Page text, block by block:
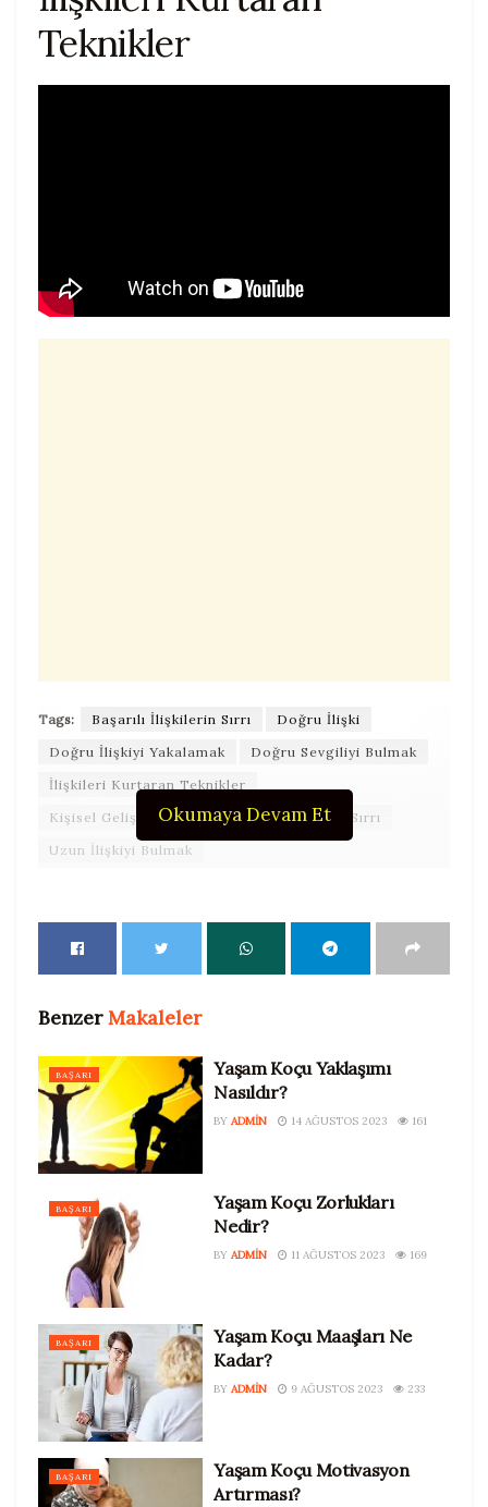
Teknikler
Okumaya Devam Et
Tags: Başarılı İlişkilerin Sırrı
Doğru İlişki
Doğru İlişkiyi Yakalamak
Doğru Sevgiliyi Bulmak
İlişkileri Kurtaran Teknikler
Kişisel Gelişim Videoları
Uzun İlişkinin Sırrı
Uzun İlişkiyi Bulmak
BenzerMakaleler
BAŞARI
Yaşam Koçu Yaklaşımı
Nasıldır?
BY ADMIN 14 AĞUSTOS 2023 161
BAŞARI
Yaşam Koçu Zorlukları
Nedir?
BY ADMIN 11 AĞUSTOS 2023 169
BAŞARI
Yaşam Koçu Maaşları Ne
Kadar?
BY ADMIN 9 AĞUSTOS 2023 233
BAŞARI
Yaşam Koçu Motivasyon
Artırması?